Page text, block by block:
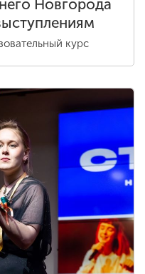
Новгорода
курс